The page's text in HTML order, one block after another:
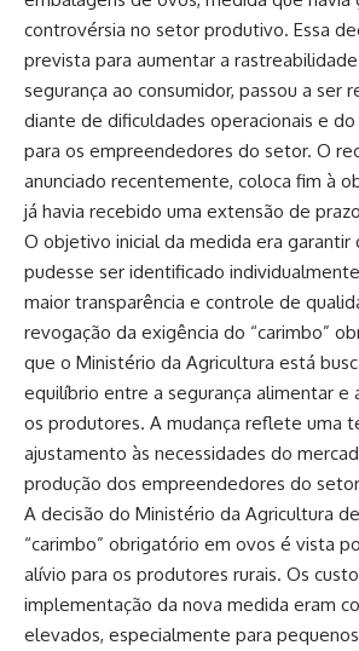
controvérsia no setor produtivo. Essa
prevista para aumentar a
segurança ao consumidor, passou a ser
diante de dificuldades operacionais e
para os empreendedores do setor. O
anunciado recentemente, coloca fim à
já havia recebido uma extensão de
O objetivo inicial da medida era garantir
pudesse ser identificado
maior transparência e controle de
revogação da exigência do “carimbo”
que o Ministério da Agricultura está
equilíbrio entre a segurança alimentar e
os produtores. A mudança reflete uma
ajustamento às necessidades do
produção dos empreendedores do
A decisão do Ministério da Agricultura
“carimbo” obrigatório em ovos é vista
alívio para os produtores rurais. Os
implementação da nova medida eram
elevados, especialmente para